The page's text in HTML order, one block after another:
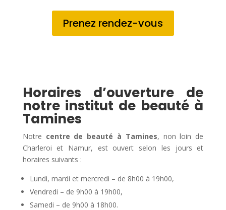
Prenez rendez-vous
Horaires d’ouverture de
notre institut de beauté à
Tamines
Notre centre de beauté à Tamines, non loin de
Charleroi et Namur, est ouvert selon les jours et
horaires suivants :
Lundi, mardi et mercredi – de 8h00 à 19h00,
Vendredi – de 9h00 à 19h00,
Samedi – de 9h00 à 18h00.